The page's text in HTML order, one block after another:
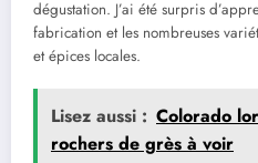
dégustation. J’ai été surpris
fabrication et les nombreuses
et épices locales.
Lisez aussi : Colorado
rochers de grès à voir